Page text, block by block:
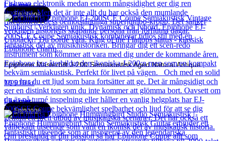
Läs mer
Epiphone
Epiphone Masterbilt J-200 Semiakustisk Aged Natural Antique
10 910kr
Läs mer
Epiphone